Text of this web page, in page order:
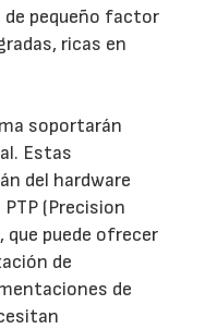
de pequeño factor
ricas en
soportarán
Estas
del hardware
(Precision
que puede ofrecer
de
de